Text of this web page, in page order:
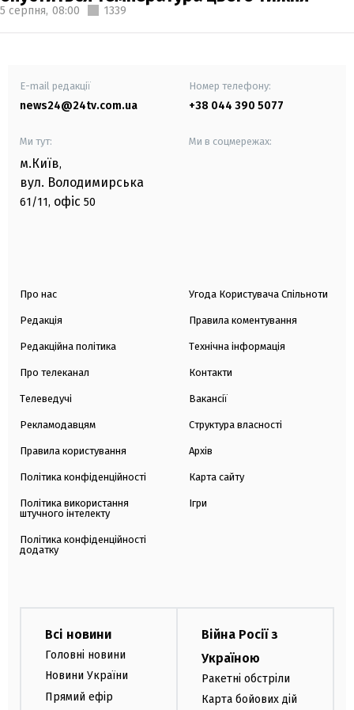
5 серпня, 08:00 1339
E-mail редакції
news24@24tv.com.ua
Номер телефону:
+38 044 390 5077
Ми тут:
м.Київ,
вул. Володимирська
61/11, офіс 50
Ми в соцмережах:
Про нас
Редакція
Редакційна політика
Про телеканал
Телеведучі
Рекламодавцям
Правила користування
Політика конфіденційності
Політика використання
штучного інтелекту
Політика конфіденційності
додатку
Угода Користувача Спільноти
Правила коментування
Технічна інформація
Контакти
Вакансії
Структура власності
Архів
Карта сайту
Ігри
Всі новини
Головні новини
Новини України
Прямий ефір
Війна Росії з
Україною
Ракетні обстріли
Карта бойових дій